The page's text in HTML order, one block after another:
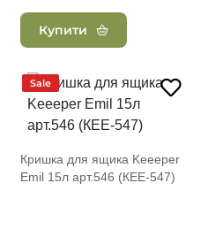
Купити
Sale
Кришка для ящика Keeeper
Emil 15л арт.546 (КЕЕ-547)